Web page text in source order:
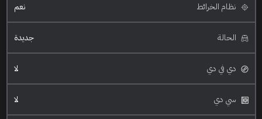
نظام الخرائط نعم
الحالة جديدة
دي في دي لا
سي دي لا